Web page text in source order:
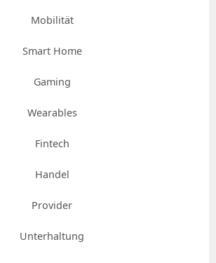
Mobilität
Smart Home
Gaming
Wearables
Fintech
Handel
Provider
Unterhaltung